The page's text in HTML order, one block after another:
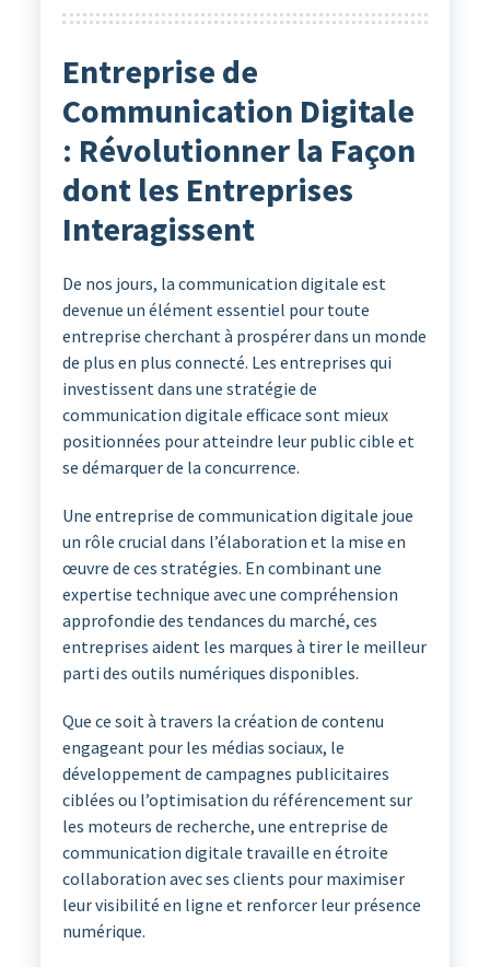
Entreprise de
Communication Digitale
: Révolutionner la Façon
dont les Entreprises
Interagissent
De nos jours, la communication digitale est
devenue un élément essentiel pour toute
entreprise cherchant à prospérer dans un monde
de plus en plus connecté. Les entreprises qui
investissent dans une stratégie de
communication digitale efficace sont mieux
positionnées pour atteindre leur public cible et
se démarquer de la concurrence.
Une entreprise de communication digitale joue
un rôle crucial dans l’élaboration et la mise en
œuvre de ces stratégies. En combinant une
expertise technique avec une compréhension
approfondie des tendances du marché, ces
entreprises aident les marques à tirer le meilleur
parti des outils numériques disponibles.
Que ce soit à travers la création de contenu
engageant pour les médias sociaux, le
développement de campagnes publicitaires
ciblées ou l’optimisation du référencement sur
les moteurs de recherche, une entreprise de
communication digitale travaille en étroite
collaboration avec ses clients pour maximiser
leur visibilité en ligne et renforcer leur présence
numérique.